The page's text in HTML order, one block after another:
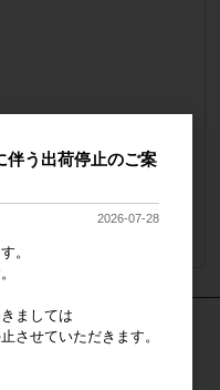
会員のみ公開
ご注文には
伴う出荷停止のご案
2026-07-28
。
ましては
させていただきます。